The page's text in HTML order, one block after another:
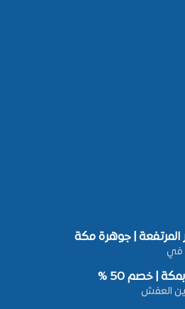
المرتفعة | جوهرة مكة
في
| خصم 50 %
العفش